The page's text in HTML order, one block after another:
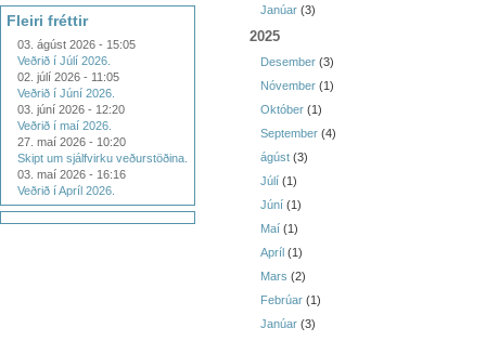
Fleiri fréttir
03. ágúst 2026 - 15:05
Veðrið í Júlí 2026.
02. júlí 2026 - 11:05
Veðrið í Júní 2026.
03. júní 2026 - 12:20
Veðrið í maí 2026.
27. maí 2026 - 10:20
Skipt um sjálfvirku veðurstöðina.
03. maí 2026 - 16:16
Veðrið í Apríl 2026.
Janúar (3)
2025
Desember (3)
Nóvember (1)
Október (1)
September (4)
ágúst (3)
Júlí (1)
Júní (1)
Maí (1)
Apríl (1)
Mars (2)
Febrúar (1)
Janúar (3)